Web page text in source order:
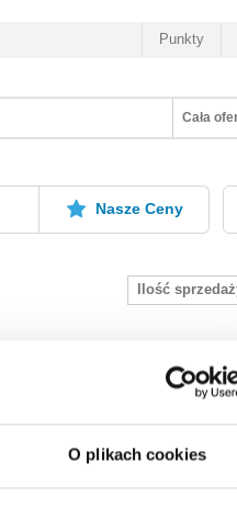
O plikach cookies
Punkty
Cała
Nasze Ceny
Ilość